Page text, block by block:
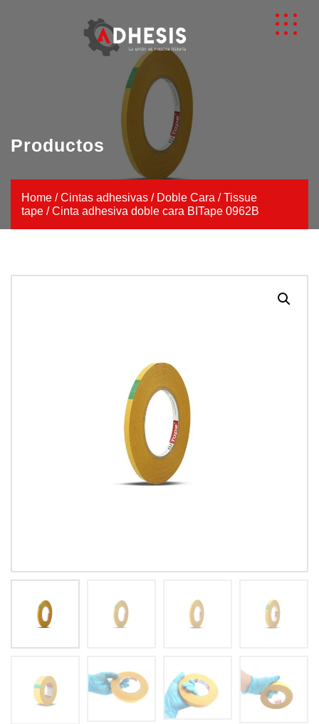
Productos
Home /Cintas adhesivas / Doble Cara /Tissue
tape / Cinta adhesiva doble cara BITape 0962B